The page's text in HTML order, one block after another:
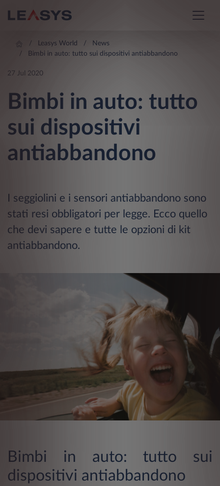
Leasys World
News
Bimbi in auto: tutto sui dispositivi antiabbandono
27 Jul 2020
Bimbi in auto: tutto
sui dispositivi
antiabbandono
I seggiolini e i sensori antiabbandono sono
stati resi obbligatori per legge. Ecco quello
che devi sapere e tutte le opzioni di kit
antiabbandono.
Bimbi in auto: tutto sui
dispositivi antiabbandono